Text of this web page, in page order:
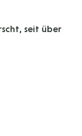
seit über